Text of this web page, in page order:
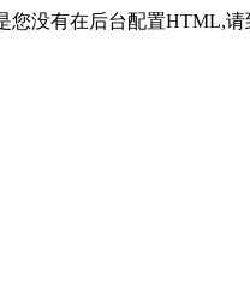
您没有在后台配置HTML,